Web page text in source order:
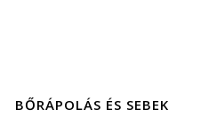
BŐRÁPOLÁS ÉS SEBEK